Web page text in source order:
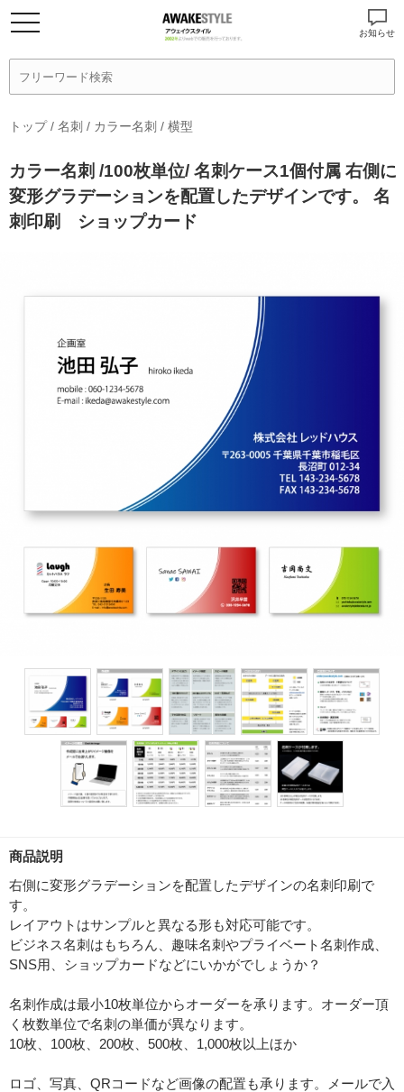
お知らせ
トップ/ 名刺 / カラー名刺 / 横型
カラー名刺 /100枚単位/ 名刺ケース1個付属 右側に
変形グラデーションを配置したデザインです。 名
刺印刷 ショップカード
商品説明
右側に変形グラデーションを配置したデザインの名刺印刷で
す。
レイアウトはサンプルと異なる形も対応可能です。
ビジネス名刺はもちろん、趣味名刺やプライベート名刺作成、
SNS用、ショップカードなどにいかがでしょうか？
名刺作成は最小10枚単位からオーダーを承ります。オーダー頂
く枚数単位で名刺の単価が異なります。
10枚、100枚、200枚、500枚、1,000枚以上ほか
ロゴ、写真、QRコードなど画像の配置も承ります。メールで入